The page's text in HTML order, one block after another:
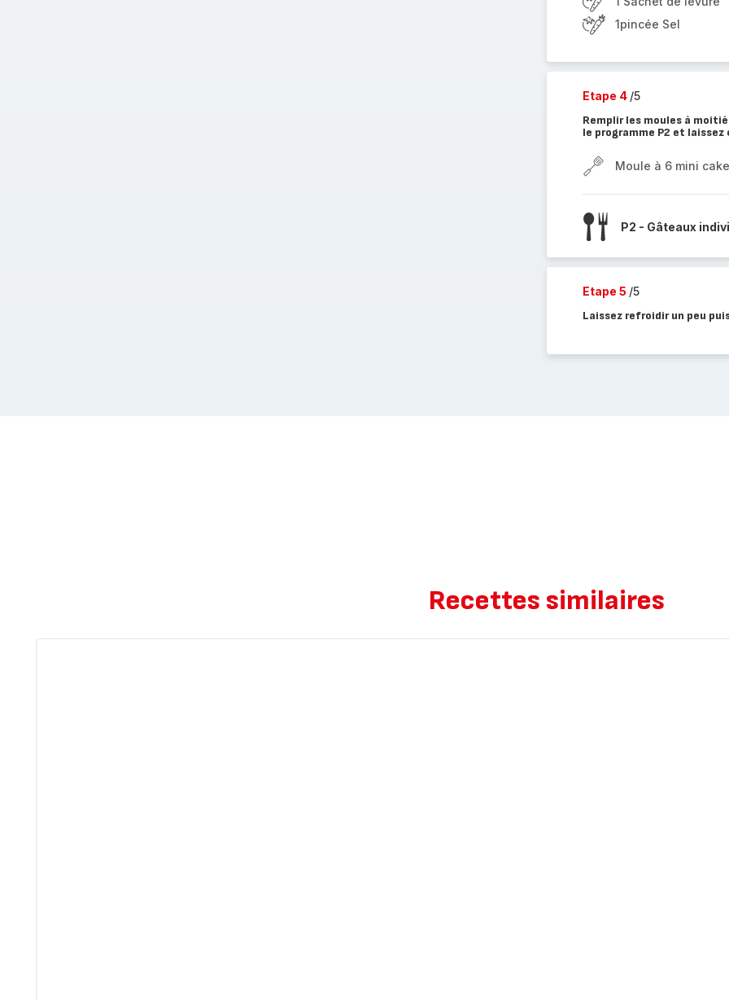
1pincée Sel
Etape 4 /5
Remplir les moules à
le programme P2 et
Moule à 6 mini
P2 - Gâteaux
Etape 5 /5
Laissez refroidir un peu
Recettes similaires